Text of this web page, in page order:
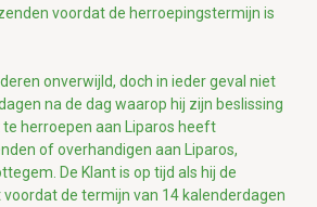
voordat de herroepingstermijn is
onverwijld, doch in ieder geval niet
na de dag waarop hij zijn beslissing
herroepen aan Liparos heeft
of overhandigen aan Liparos,
De Klant is op tijd als hij de
de termijn van 14 kalenderdagen